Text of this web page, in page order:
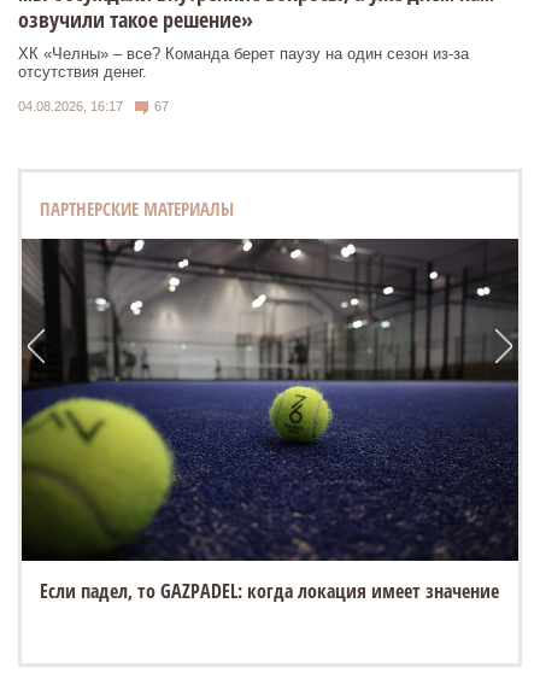
озвучили такое решение»
ХК «Челны» – все? Команда берет паузу на один сезон из-за
отсутствия денег.
04.08.2026, 16:17 67
ПАРТНЕРСКИЕ МАТЕРИАЛЫ
Если падел, то GAZPADEL: когда локация имеет значение
«Белый город» открывает новую площадку на Спасской